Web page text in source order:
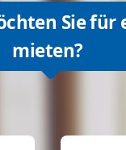
Sie
mieten?